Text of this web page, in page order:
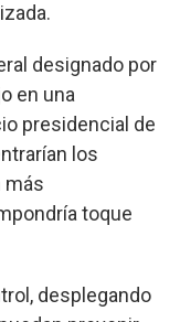
designado por
en una
presidencial de
los
más
toque
desplegando